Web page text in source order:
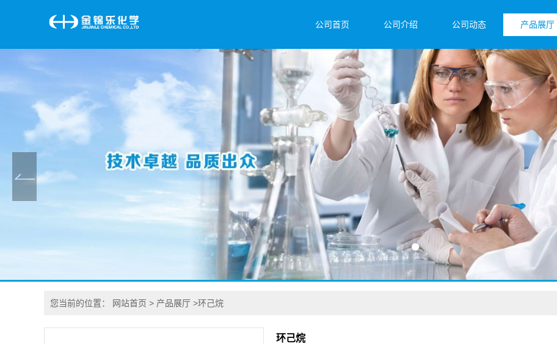
公司首页 公司介绍 公司动态 产品展厅
您当前的位置： 网站首页 > 产品展厅 >环己烷
环己烷